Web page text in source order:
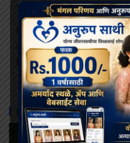
Tags: Purnima
Previous
आषाढ पौर्णिमा Ashadha
Purnima
MORE STORIES